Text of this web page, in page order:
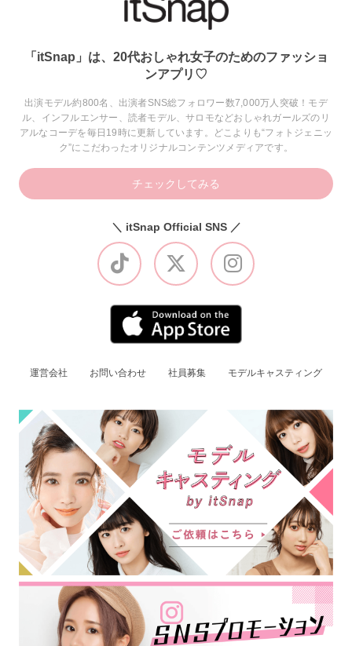
「itSnap」は、20代おしゃれ女子のためのファッショ
ンアプリ♡
出演モデル約800名、出演者SNS総フォロワー数7,000万人突破！モデ
ル、インフルエンサー、読者モデル、サロモなどおしゃれガールズのリ
アルなコーデを毎日19時に更新しています。どこよりも“フォトジェニッ
ク”にこだわったオリジナルコンテンツメディアです。
チェックしてみる
＼ itSnap Official SNS ／
運営会社 お問い合わせ 社員募集 モデルキャスティング